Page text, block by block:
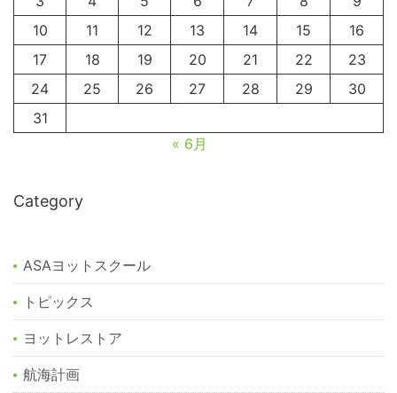
10
11 12 13 14 15
16
17
18 19 20 21 22
23
24
25 26 27 28 29
30
31
« 6月
Category
ASAヨットスクール
トピックス
ヨットレストア
航海計画